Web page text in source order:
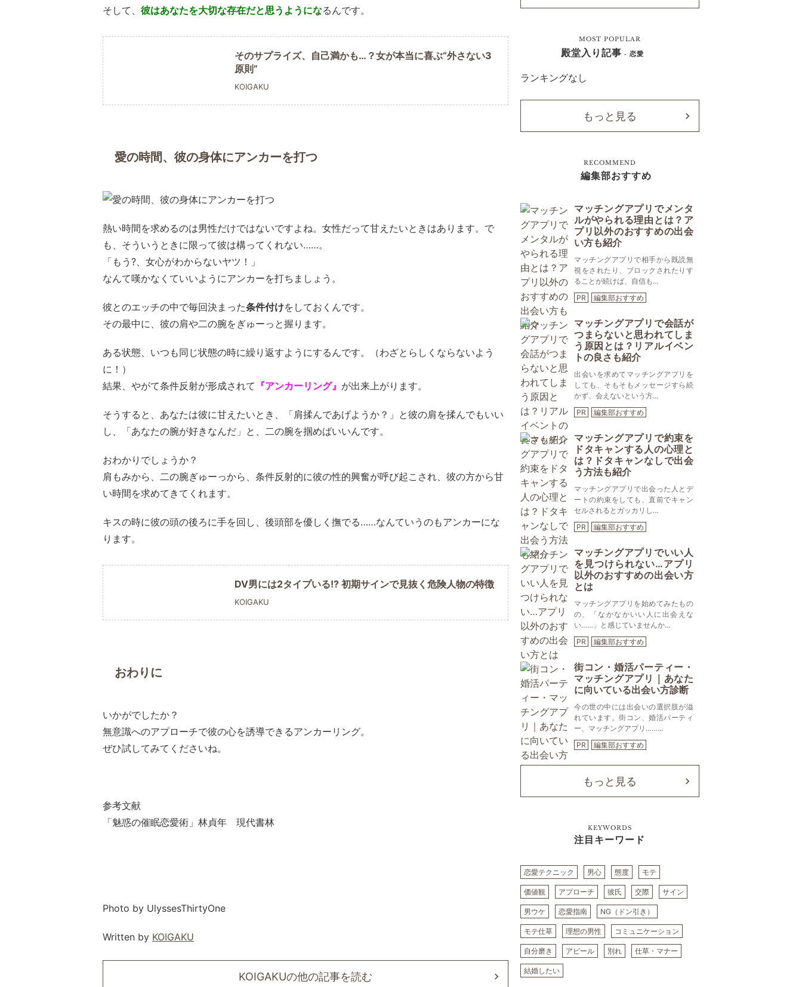
そして、 彼はあなたを大切な存在だと思うようになるんです。
そのサプライズ、自己満かも…？女が本当に喜ぶ“外さない3
原則”
KOIGAKU
愛の時間、彼の身体にアンカーを打つ
熱い時間を求めるのは男性だけではないですよね。女性だって甘えたいときはあります。で
も、そういうときに限って彼は構ってくれない……。
「もう?、女心がわからないヤツ！」
なんて嘆かなくていいようにアンカーを打ちましょう。
彼とのエッチの中で毎回決まった条件付けをしておくんです。
その最中に、彼の肩や二の腕をぎゅーっと握ります。
ある状態、いつも同じ状態の時に繰り返すようにするんです。（わざとらしくならないよう
に！）
結果、やがて条件反射が形成されて 『アンカーリング』 が出来上がります。
そうすると、あなたは彼に甘えたいとき、「肩揉んであげようか？」と彼の肩を揉んでもいい
し、「あなたの腕が好きなんだ」と、二の腕を掴めばいいんです。
おわかりでしょうか？
肩もみから、二の腕ぎゅーっから、条件反射的に彼の性的興奮が呼び起こされ、彼の方から甘
い時間を求めてきてくれます。
キスの時に彼の頭の後ろに手を回し、後頭部を優しく撫でる……なんていうのもアンカーにな
ります。
DV男には2タイプいる!? 初期サインで見抜く危険人物の特徴
KOIGAKU
おわりに
いかがでしたか？
無意識へのアプローチで彼の心を誘導できるアンカーリング。
ぜひ試してみてくださいね。
参考文献
「魅惑の催眠恋愛術」林貞年 現代書林
Photo by UlyssesThirtyOne
Written by KOIGAKU
KOIGAKUの他の記事を読む
MOST POPULAR
殿堂入り記事 - 恋愛
ランキングなし
もっと見る
RECOMMEND
編集部おすすめ
マッチングアプリでメンタ
ルがやられる理由とは？ア
プリ以外のおすすめの出会
い方も紹介
マッチングアプリで相手から既読無
視をされたり、ブロックされたりす
ることが続けば、自信も...
PR
編集部おすすめ
マッチングアプリで会話が
つまらないと思われてしま
う原因とは？リアルイベン
トの良さも紹介
出会いを求めてマッチングアプリを
しても、そもそもメッセージすら続
かず、会えないという方...
PR
編集部おすすめ
マッチングアプリで約束を
ドタキャンする人の心理と
は？ドタキャンなしで出会
う方法も紹介
マッチングアプリで出会った人とデ
ートの約束をしても、直前でキャン
セルされるとガッカリし...
PR
編集部おすすめ
マッチングアプリでいい人
を見つけられない…アプリ
以外のおすすめの出会い方
とは
マッチングアプリを始めてみたもの
の、「なかなかいい人に出会えな
い……」と感じていませんか...
PR
編集部おすすめ
街コン・婚活パーティー・
マッチングアプリ｜あなた
に向いている出会い方診断
今の世の中には出会いの選択肢が溢
れています。街コン、婚活パーティ
ー、マッチングアプリ……...
PR
編集部おすすめ
もっと見る
KEYWORDS
注目キーワード
恋愛テクニック 男心 態度 モテ
価値観 アプローチ 彼氏 交際 サイン
男ウケ 恋愛指南 NG（ドン引き）
モテ仕草 理想の男性 コミュニケーション
自分磨き アピール 別れ 仕草・マナー
結婚したい